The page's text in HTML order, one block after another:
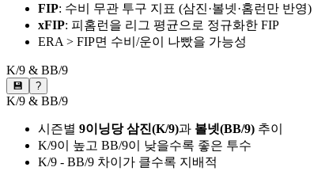
FIP: 수비 무관 투구 지표 (삼진·볼넷·홈런만 반영)
xFIP: 피홈런을 리그 평균으로 정규화한 FIP
ERA > FIP면 수비/운이 나빴을 가능성
K/9 & BB/9
💾 ?
K/9 & BB/9
시즌별 9이닝당 삼진(K/9)과 볼넷(BB/9) 추이
K/9이 높고 BB/9이 낮을수록 좋은 투수
K/9 - BB/9 차이가 클수록 지배적